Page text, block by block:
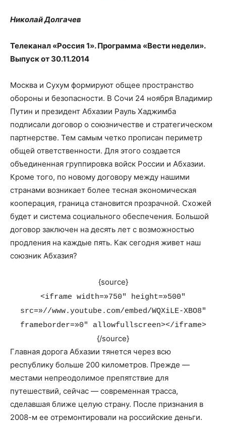
Николай Долгачев
Телеканал «Россия 1». Программа «Вести недели».
Выпуск от 30.11.2014
Москва и Сухум формируют общее пространство
обороны и безопасности. В Сочи 24 ноября Владимир
Путин и президент Абхазии Рауль Хаджимба
подписали договор о союзничестве и стратегическом
партнерстве. Тем самым четко прописан периметр
общей ответственности. Для этого создается
объединенная группировка войск России и Абхазии.
Кроме того, по новому договору между нашими
странами возникает более тесная экономическая
кооперация, граница становится прозрачной. Схожей
будет и система социального обеспечения. Большой
договор заключен на десять лет с возможностью
продления на каждые пять. Как сегодня живет наш
союзник Абхазия?
{source}
<iframe width=»750″ height=»500″
src=»//www.youtube.com/embed/WQXiLE-XBO8″
frameborder=»0″ allowfullscreen></iframe>
{/source}
Главная дорога Абхазии тянется через всю
республику больше 200 километров. Прежде —
местами непреодолимое препятствие для
путешествий, сейчас — современная трасса,
сделавшая ближе целую страну. После признания в
2008-м ее отремонтировали на российские деньги.